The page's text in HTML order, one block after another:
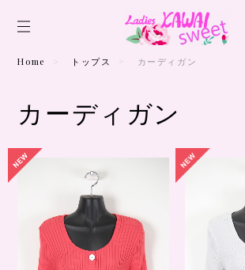
Home トップス カーディガン
カーディガン